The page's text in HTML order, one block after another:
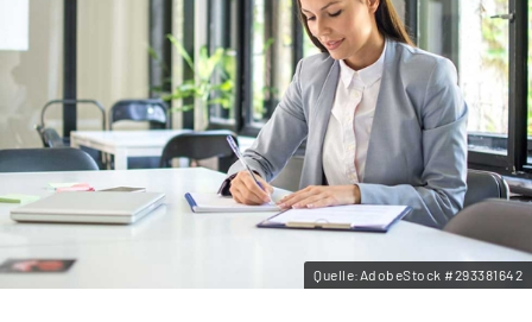
Leichte Sprache
Gebärdensprache
Quelle:AdobeStock #293381642